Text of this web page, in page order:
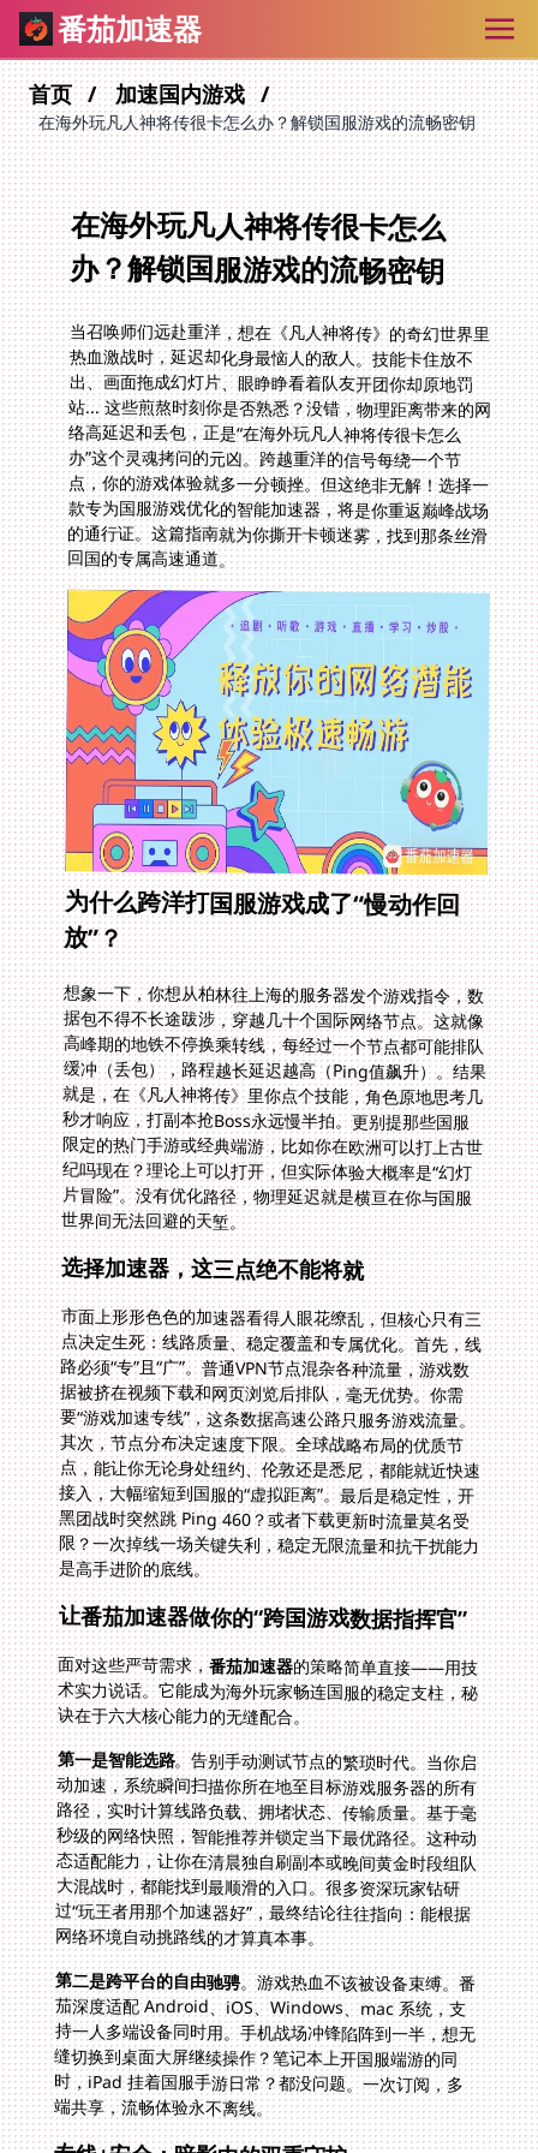
番茄加速器
首页 加速国内游戏
在海外玩凡人神将传很卡怎么办？解锁国服游戏的流畅密钥
在海外玩凡人神将传很卡怎么
办？解锁国服游戏的流畅密钥
当召唤师们远赴重洋，想在《凡人神将传》的奇幻世界里
热血激战时，延迟却化身最恼人的敌人。技能卡住放不
出、画面拖成幻灯片、眼睁睁看着队友开团你却原地罚
站... 这些煎熬时刻你是否熟悉？没错，物理距离带来的网
络高延迟和丢包，正是“在海外玩凡人神将传很卡怎么
办”这个灵魂拷问的元凶。跨越重洋的信号每绕一个节
点，你的游戏体验就多一分顿挫。但这绝非无解！选择一
款专为国服游戏优化的智能加速器，将是你重返巅峰战场
的通行证。这篇指南就为你撕开卡顿迷雾，找到那条丝滑
回国的专属高速通道。
为什么跨洋打国服游戏成了“慢动作回
放”？
想象一下，你想从柏林往上海的服务器发个游戏指令，数
据包不得不长途跋涉，穿越几十个国际网络节点。这就像
高峰期的地铁不停换乘转线，每经过一个节点都可能排队
缓冲（丢包），路程越长延迟越高（Ping值飙升）。结果
就是，在《凡人神将传》里你点个技能，角色原地思考几
秒才响应，打副本抢Boss永远慢半拍。更别提那些国服
限定的热门手游或经典端游，比如你在欧洲可以打上古世
纪吗现在？理论上可以打开，但实际体验大概率是“幻灯
片冒险”。没有优化路径，物理延迟就是横亘在你与国服
世界间无法回避的天堑。
选择加速器，这三点绝不能将就
市面上形形色色的加速器看得人眼花缭乱，但核心只有三
点决定生死：线路质量、稳定覆盖和专属优化。首先，线
路必须“专”且“广”。普通VPN节点混杂各种流量，游戏数
据被挤在视频下载和网页浏览后排队，毫无优势。你需
要“游戏加速专线”，这条数据高速公路只服务游戏流量。
其次，节点分布决定速度下限。全球战略布局的优质节
点，能让你无论身处纽约、伦敦还是悉尼，都能就近快速
接入，大幅缩短到国服的“虚拟距离”。最后是稳定性，开
黑团战时突然跳 Ping 460？或者下载更新时流量莫名受
限？一次掉线一场关键失利，稳定无限流量和抗干扰能力
是高手进阶的底线。
让番茄加速器做你的“跨国游戏数据指挥官”
面对这些严苛需求，番茄加速器的策略简单直接——用技
术实力说话。它能成为海外玩家畅连国服的稳定支柱，秘
诀在于六大核心能力的无缝配合。
第一是智能选路。告别手动测试节点的繁琐时代。当你启
动加速，系统瞬间扫描你所在地至目标游戏服务器的所有
路径，实时计算线路负载、拥堵状态、传输质量。基于毫
秒级的网络快照，智能推荐并锁定当下最优路径。这种动
态适配能力，让你在清晨独自刷副本或晚间黄金时段组队
大混战时，都能找到最顺滑的入口。很多资深玩家钻研
过“玩王者用那个加速器好”，最终结论往往指向：能根据
网络环境自动挑路线的才算真本事。
第二是跨平台的自由驰骋。游戏热血不该被设备束缚。番
茄深度适配 Android、iOS、Windows、mac 系统，支
持一人多端设备同时用。手机战场冲锋陷阵到一半，想无
缝切换到桌面大屏继续操作？笔记本上开国服端游的同
时，iPad 挂着国服手游日常？都没问题。一次订阅，多
端共享，流畅体验永不离线。